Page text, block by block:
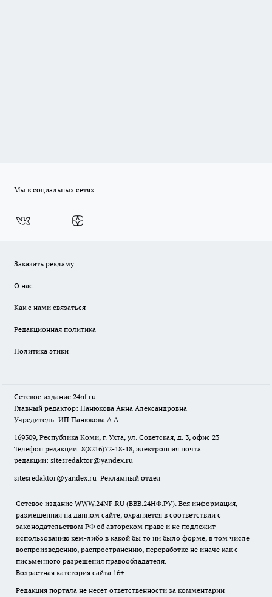
Мы в социальных сетях
Заказать рекламу
О нас
Как с нами связаться
Редакционная политика
Политика этики
Сетевое издание 24nf.ru
Главный редактор: Панюкова Анна Александровна
Учредитель: ИП Панюкова А.А.
169309, Республика Коми, г. Ухта, ул. Советская, д. 3, офис 23
Телефон редакции: 8(8216)72-18-18, электронная почта
редакции: sitesredaktor@yandex.ru
sitesredaktor@yandex.ru Рекламный отдел
Сетевое издание WWW.24NF.RU (ВВВ.24НФ.РУ). Вся информация,
размещенная на данном сайте, охраняется в соответствии с
законодательством РФ об авторском праве и не подлежит
использованию кем-либо в какой бы то ни было форме, в том числе
воспроизведению, распространению, переработке не иначе как с
письменного разрешения правообладателя.
Возрастная категория сайта 16+.
Редакция портала не несет ответственности за комментарии